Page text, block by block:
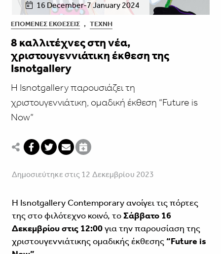
16 December-7 January 2024
ΕΠΌΜΕΝΕΣ ΕΚΘΈΣΕΙΣ , ΤΈΧΝΗ
8 καλλιτέχνες στη νέα,
χριστουγεννιάτικη έκθεση της
Isnotgallery
Η Isnotgallery παρουσιάζει τη
χριστουγεννιάτικη, ομαδική έκθεση “Future is
Νow”
Δημοσιεύτηκε στις 12 Δεκεμβρίου 2023
Η Isnotgallery Contemporary ανοίγει τις πόρτες
της στο φιλότεχνο κοινό, τοΣάββατο 16
Δεκεμβρίου στις 12:00για την παρουσίαση της
χριστουγεννιάτικης ομαδικής έκθεσης “Future is